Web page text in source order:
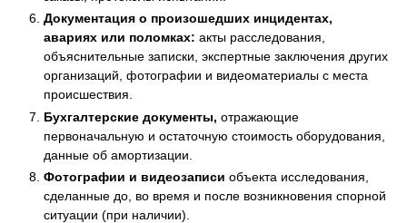
Документация о произошедших инцидентах,
авариях или поломках: акты расследования,
объяснительные записки, экспертные заключения других
организаций, фотографии и видеоматериалы с места
происшествия.
Бухгалтерские документы, отражающие
первоначальную и остаточную стоимость оборудования,
данные об амортизации.
Фотографии и видеозаписи объекта исследования,
сделанные до, во время и после возникновения спорной
ситуации (при наличии).